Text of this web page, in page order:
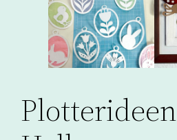
Plotterideen